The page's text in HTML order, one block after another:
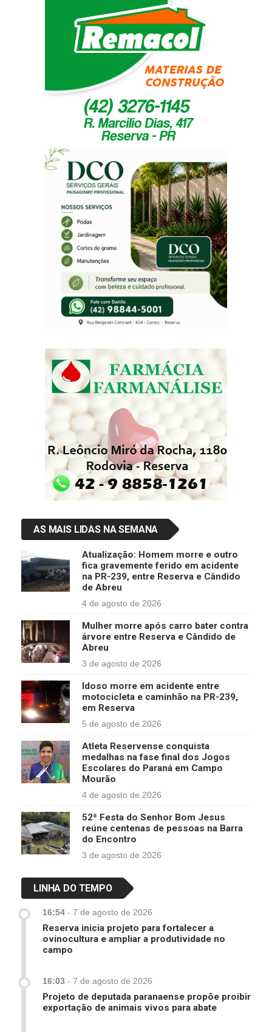
AS MAIS LIDAS NA SEMANA
Atualização: Homem morre e outro
fica gravemente ferido em acidente
na PR-239, entre Reserva e Cândido
de Abreu
4 de agosto de 2026
Mulher morre após carro bater contra
árvore entre Reserva e Cândido de
Abreu
3 de agosto de 2026
Idoso morre em acidente entre
motocicleta e caminhão na PR-239,
em Reserva
5 de agosto de 2026
Atleta Reservense conquista
medalhas na fase final dos Jogos
Escolares do Paraná em Campo
Mourão
4 de agosto de 2026
52ª Festa do Senhor Bom Jesus
reúne centenas de pessoas na Barra
do Encontro
3 de agosto de 2026
LINHA DO TEMPO
16:54 - 7 de agosto de 2026
Reserva inicia projeto para fortalecer a
ovinocultura e ampliar a produtividade no
campo
16:03 - 7 de agosto de 2026
Projeto de deputada paranaense propõe proibir
exportação de animais vivos para abate